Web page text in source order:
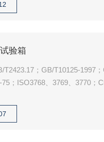
验箱
T2423.17；GB/T10125-1997
；ISO3768、3769、3770；